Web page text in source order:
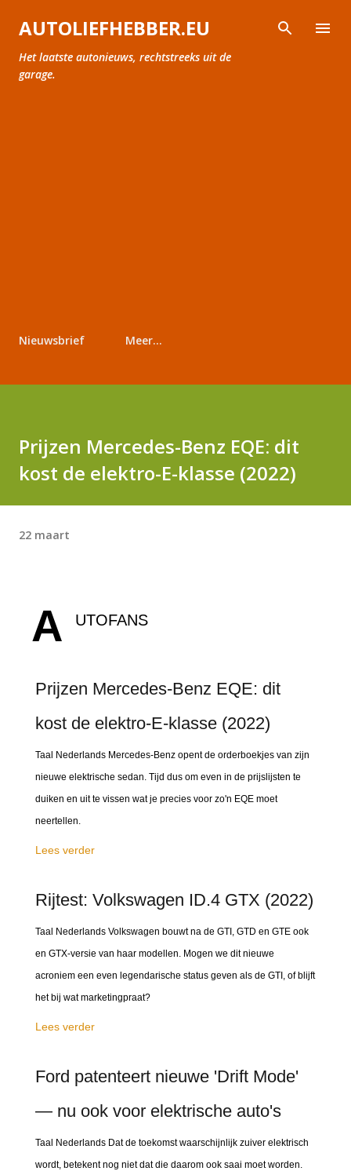
Doorgaan naar hoofdcontent
AUTOLIEFHEBBER.EU
Het laatste autonieuws, rechtstreeks uit de
garage.
Nieuwsbrief Meer…
Prijzen Mercedes-Benz EQE: dit
kost de elektro-E-klasse (2022)
22 maart
A UTOFANS
Prijzen Mercedes-Benz EQE: dit
kost de elektro-E-klasse (2022)
Taal Nederlands Mercedes-Benz opent de orderboekjes van zijn
nieuwe elektrische sedan. Tijd dus om even in de prijslijsten te
duiken en uit te vissen wat je precies voor zo'n EQE moet
neertellen.
Lees verder
Rijtest: Volkswagen ID.4 GTX (2022)
Taal Nederlands Volkswagen bouwt na de GTI, GTD en GTE ook
en GTX-versie van haar modellen. Mogen we dit nieuwe
acroniem een even legendarische status geven als de GTI, of blijft
het bij wat marketingpraat?
Lees verder
Ford patenteert nieuwe 'Drift Mode'
— nu ook voor elektrische auto's
Taal Nederlands Dat de toekomst waarschijnlijk zuiver elektrisch
wordt, betekent nog niet dat die daarom ook saai moet worden.